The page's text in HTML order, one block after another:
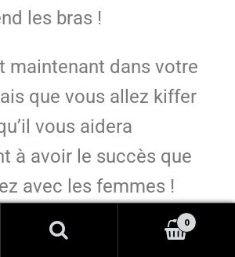
les bras !
maintenant dans votre
que vous allez kiffer
vous aidera
à avoir le succès que
avec les femmes !
l’univers des
pouvez continuer
0